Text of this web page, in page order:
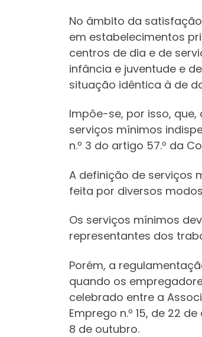
No âmbito da
em estabelecimentos
centros de dia e de
infância e juventude e
situação idêntica à de
Impõe-se, por isso,
serviços mínimos
n.º 3 do artigo 57.º da
A definição de serviços
feita por diversos
Os serviços mínimos
representantes dos
Porém, a
quando os
celebrado entre a
Emprego n.º 15, de 22
8 de outubro.